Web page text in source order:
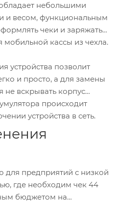
небольшими
и весом, функциональным
чеки и заряжать
мобильной кассы из чехла.
устройства позволит
и просто, а для замены
не вскрывать корпус
происходит
устройства в сеть.
для предприятий с низкой
где необходим чек 44
бюджетом на